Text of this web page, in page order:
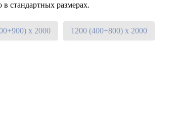
в стандартных размерах.
х 2000 1200 (400+800) х 2000